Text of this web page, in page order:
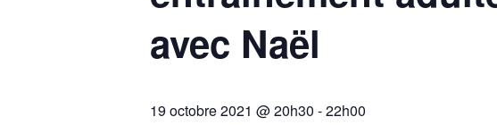
avec Naël
19 octobre 2021 @ 20h30 -22h00